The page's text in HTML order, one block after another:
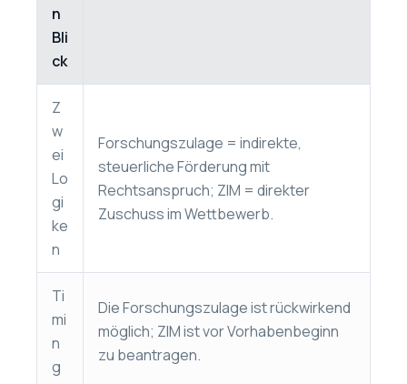
n
Bli
ck
Z
w
ei
Lo
gi
ke
n
Forschungszulage = indirekte,
steuerliche Förderung mit
Rechtsanspruch; ZIM = direkter
Zuschuss im Wettbewerb.
Ti
mi
n
g
Die Forschungszulage ist rückwirkend
möglich; ZIM ist vor Vorhabenbeginn
zu beantragen.